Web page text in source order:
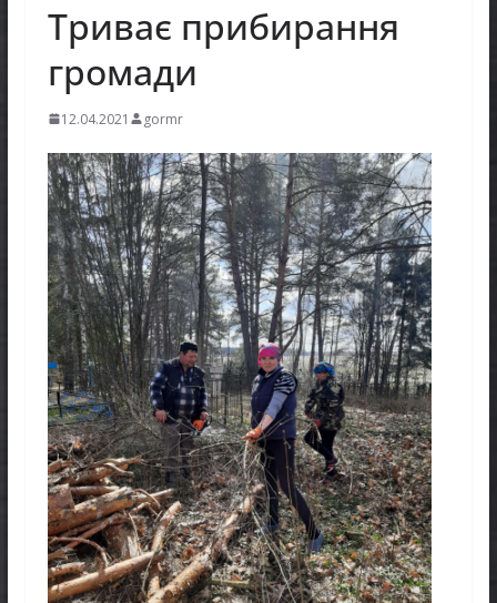
Триває прибирання
громади
12.04.2021 gormr